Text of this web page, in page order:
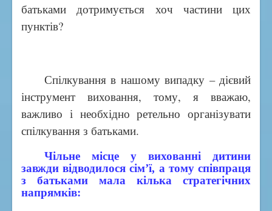
батьками дотримується хоч частини цих
пунктів?
Спілкування в нашому випадку – дієвий
інструмент виховання, тому, я вважаю,
важливо і необхідно ретельно організувати
спілкування з батьками.
Чільне місце у вихованні дитини
завжди відводилося сім’ї, а тому співпраця
з батьками мала кілька стратегічних
напрямків: